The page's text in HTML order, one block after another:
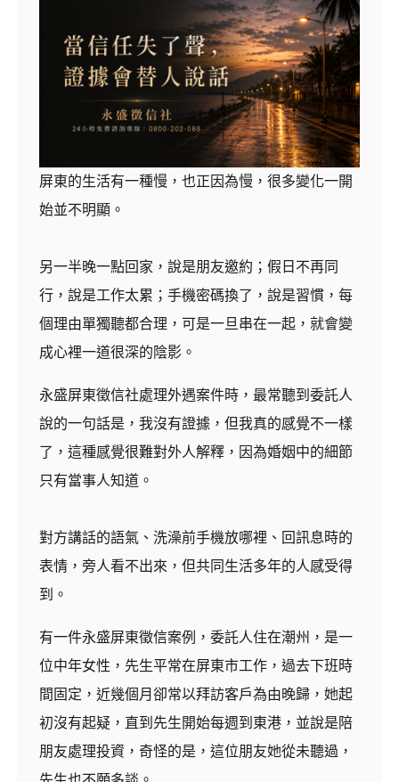
屏東的生活有一種慢，也正因為慢，很多變化一開
始並不明顯。
另一半晚一點回家，說是朋友邀約；假日不再同
行，說是工作太累；手機密碼換了，說是習慣，每
個理由單獨聽都合理，可是一旦串在一起，就會變
成心裡一道很深的陰影。
永盛屏東徵信社處理外遇案件時，最常聽到委託人
說的一句話是，我沒有證據，但我真的感覺不一樣
了，這種感覺很難對外人解釋，因為婚姻中的細節
只有當事人知道。
對方講話的語氣、洗澡前手機放哪裡、回訊息時的
表情，旁人看不出來，但共同生活多年的人感受得
到。
有一件永盛屏東徵信案例，委託人住在潮州，是一
位中年女性，先生平常在屏東市工作，過去下班時
間固定，近幾個月卻常以拜訪客戶為由晚歸，她起
初沒有起疑，直到先生開始每週到東港，並說是陪
朋友處理投資，奇怪的是，這位朋友她從未聽過，